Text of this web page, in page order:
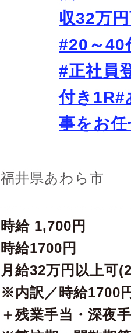
収32万
#20～40
#正社員
付き1R#
事をお
福井県あわら市
時給 1,700円
時給1700円
月給32万円以上可
※内訳／時給1700
＋残業手当・深夜